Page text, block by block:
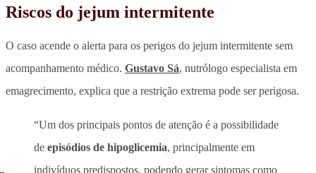
Riscos do jejum intermitente
O caso acende o alerta para os perigos do jejum intermitente sem
acompanhamento médico. Gustavo Sá, nutrólogo especialista em
emagrecimento, explica que a restrição extrema pode ser perigosa.
“Um dos principais pontos de atenção é a possibilidade
de episódios de hipoglicemia, principalmente em
indivíduos predispostos, podendo gerar sintomas como